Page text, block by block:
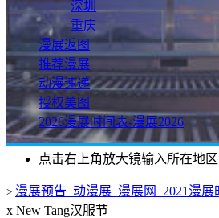
深圳
重庆
漫展返图
推荐漫展
动漫速递
授权美图
2026漫展时间表-漫展2026
点击右上角放大镜输入所在地
> 漫展预告_动漫展_漫展网_2021漫
x New Tang汉服节